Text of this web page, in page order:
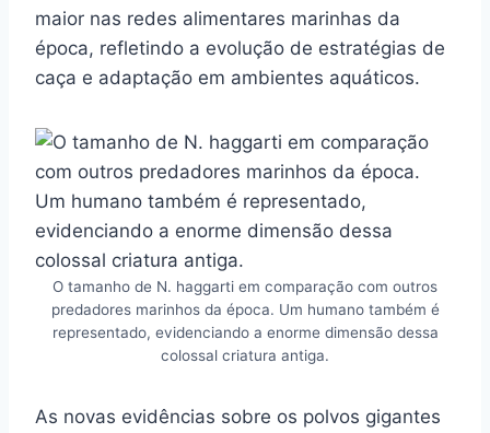
maior nas redes alimentares marinhas da
época, refletindo a evolução de estratégias de
caça e adaptação em ambientes aquáticos.
O tamanho de N. haggarti em comparação com outros
predadores marinhos da época. Um humano também é
representado, evidenciando a enorme dimensão dessa
colossal criatura antiga.
As novas evidências sobre os polvos gigantes